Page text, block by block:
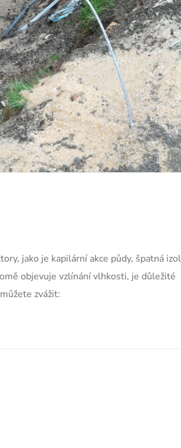
jako je kapilární akce půdy, špatná
objevuje vzlínání vlhkosti, je důležité
zvážit: